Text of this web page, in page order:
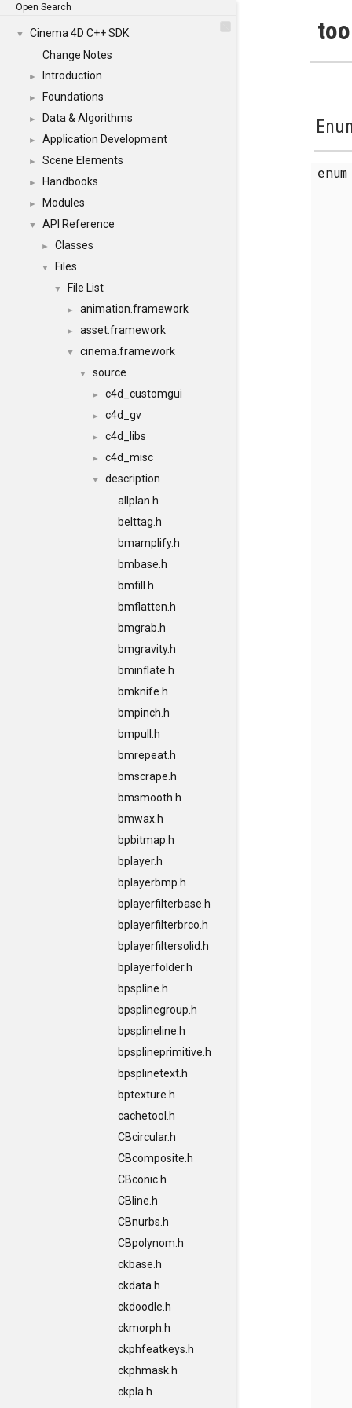
Open Search
▼
Cinema 4D C++ SDK
Change Notes
► Introduction
► Foundations
► Data & Algorithms
► Application Development
► Scene Elements
► Handbooks
► Modules
▼ API Reference
► Classes
▼ Files
▼ File List
► animation.framework
► asset.framework
▼ cinema.framework
▼ source
► c4d_customgui
► c4d_gv
► c4d_libs
► c4d_misc
▼
description
allplan.h
belttag.h
bmamplify.h
bmbase.h
bmfill.h
bmflatten.h
bmgrab.h
bmgravity.h
bminflate.h
bmknife.h
bmpinch.h
bmpull.h
bmrepeat.h
bmscrape.h
bmsmooth.h
bmwax.h
bpbitmap.h
bplayer.h
bplayerbmp.h
bplayerfilterbase.h
bplayerfilterbrco.h
bplayerfiltersolid.h
bplayerfolder.h
bpspline.h
bpsplinegroup.h
bpsplineline.h
bpsplineprimitive.h
bpsplinetext.h
bptexture.h
cachetool.h
CBcircular.h
CBcomposite.h
CBconic.h
CBline.h
CBnurbs.h
CBpolynom.h
ckbase.h
ckdata.h
ckdoodle.h
ckmorph.h
ckphfeatkeys.h
ckphmask.h
ckpla.h